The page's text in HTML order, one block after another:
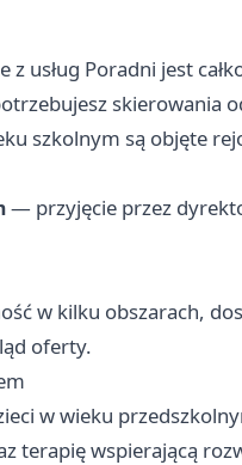
usług Poradni jest
skierowania
szkolnym są objęte
— przyjęcie przez
w kilku obszarach,
oferty.
w wieku
terapię wspierającą